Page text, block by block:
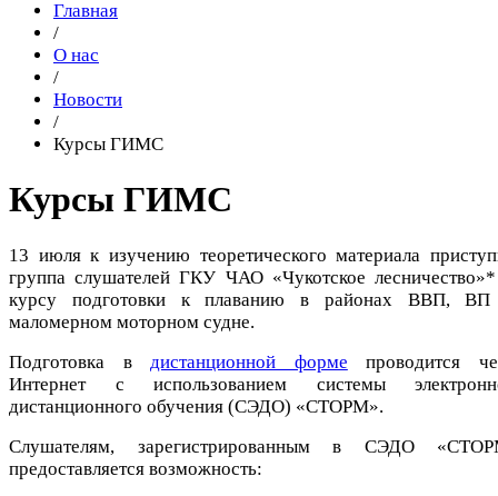
Главная
/
О нас
/
Новости
/
Курсы ГИМС
Курсы ГИМС
13 июля к изучению теоретического материала
группа слушателей ГКУ ЧАО «Чукотское
курсу подготовки к плаванию в районах ВВП,
маломерном моторном судне.
Подготовка вдистанционной форме проводится
Интернет с использованием системы
дистанционного обучения (СЭДО) «СТОРМ».
Слушателям, зарегистрированным в СЭДО
предоставляется возможность: